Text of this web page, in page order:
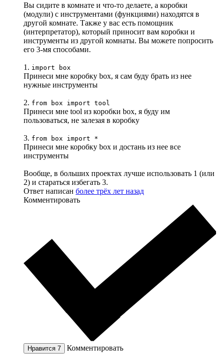
Вы сидите в комнате и что-то делаете, а коробки
(модули) с инструментами (функциями) находятся в
другой комнате. Также у вас есть помощник
(интерпретатор), который приносит вам коробки и
инструменты из другой комнаты. Вы можете попросить
его 3-мя способами.
1. import box
Принеси мне коробку box, я сам буду брать из нее
нужные инструменты
2. from box import tool
Принеси мне tool из коробки box, я буду им
пользоваться, не залезая в коробку
3. from box import *
Принеси мне коробку box и достань из нее все
инструменты
Вообще, в больших проектах лучше использовать 1 (или
2) и стараться избегать 3.
Ответ написан более трёх лет назад
Комментировать
Нравится 7 Комментировать